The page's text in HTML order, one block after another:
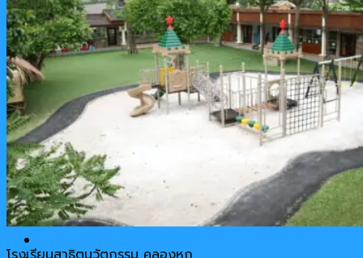
โปรโมชั่น
รีวิวสินค้า
เกี่ยวกับเรา
ติดต่อ-สอบถาม
Cart
No products in the cart.